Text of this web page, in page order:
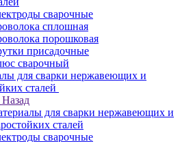
сварочные
сплошная
порошковая
присадочные
сварочный
для сварки нержавеющих и
сталей
Назад
для сварки нержавеющих и
сталей
сварочные